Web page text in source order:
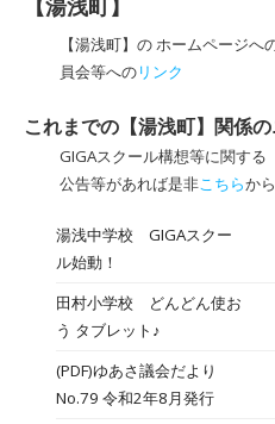
【湯浅町】
【湯浅町】の ホームページへ
員会等へのリンク
これまでの【湯浅町】関係
GIGAスクール構想等に関する
公告等があれば是非こちらか
湯浅中学校 GIGAスクー
ル始動！
田村小学校 どんどん使お
う タブレット♪
(PDF)ゆあさ議会だより
No.79 令和2年8月発行